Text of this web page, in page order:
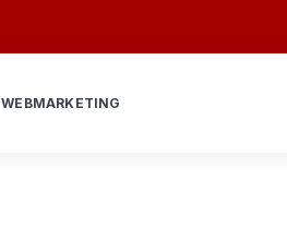
WEBMARKETING